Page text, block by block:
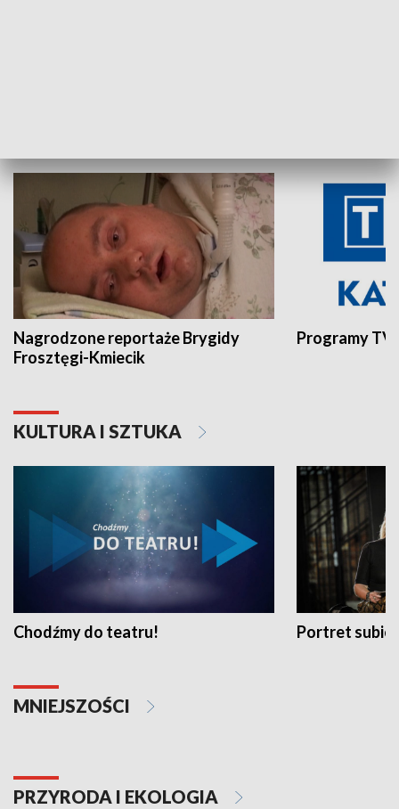
Nagrodzone reportaże Brygidy
Frosztęgi-Kmiecik
Programy
KULTURA I SZTUKA
Chodźmy do teatru! Portret
MNIEJSZOŚCI
PRZYRODA I EKOLOGIA